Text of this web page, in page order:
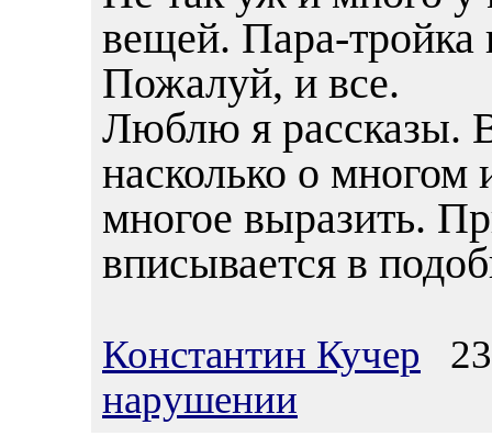
вещей. Пара-тройка
Пожалуй, и все.
Люблю я рассказы.
насколько о многом
многое выразить.
вписывается в
Константин Кучер
нарушении